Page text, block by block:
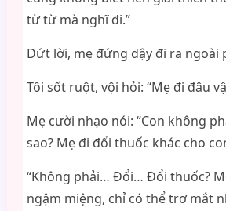
từ từ mà nghĩ đi.”
Dứt lời, mẹ đứng dậy đi ra ngoài
Tôi sốt ruột, vội hỏi: “Mẹ đi đâu
Mẹ cười nhạo nói: “Con không
sao? Mẹ đi đổi thuốc khác cho
“Không phải… Đổi… Đổi thuốc?
ngậm miệng, chỉ có thể trơ mắt